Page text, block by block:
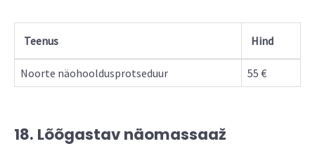
Teenus Hind
Noorte näohooldusprotseduur 55 €
18. Lõõgastav näomassaaž